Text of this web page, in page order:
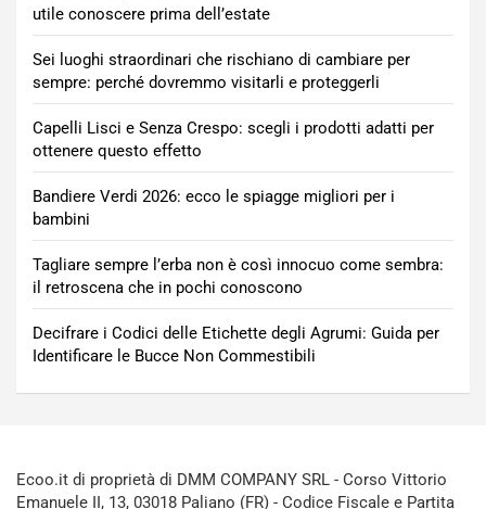
utile conoscere prima dell’estate
Sei luoghi straordinari che rischiano di cambiare per
sempre: perché dovremmo visitarli e proteggerli
Capelli Lisci e Senza Crespo: scegli i prodotti adatti per
ottenere questo effetto
Bandiere Verdi 2026: ecco le spiagge migliori per i
bambini
Tagliare sempre l’erba non è così innocuo come sembra:
il retroscena che in pochi conoscono
Decifrare i Codici delle Etichette degli Agrumi: Guida per
Identificare le Bucce Non Commestibili
Ecoo.it di proprietà di DMM COMPANY SRL - Corso Vittorio
Emanuele II, 13, 03018 Paliano (FR) - Codice Fiscale e Partita